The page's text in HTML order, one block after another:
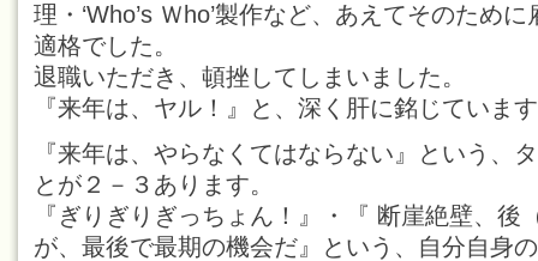
理・‘Who’s Ｗho’製作など、あえてそのため
適格でした。
退職いただき、頓挫してしまいました。
『来年は、ヤル！』と、深く肝に銘じていま
『来年は、やらなくてはならない』という、
とが２－３あります。
『ぎりぎりぎっちょん！』・『 断崖絶壁、後
が、最後で最期の機会だ』という、自分自身